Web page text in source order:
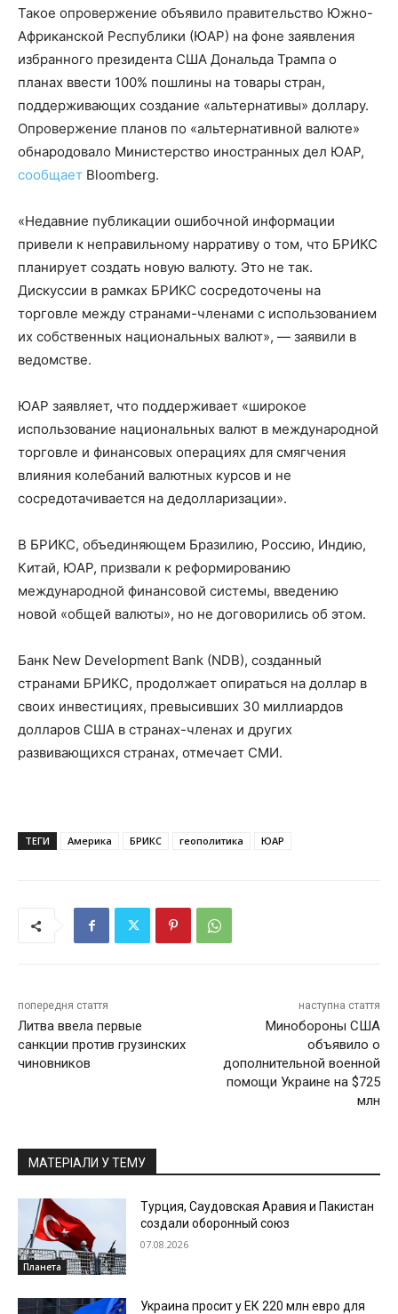
Такое опровержение объявило правительство Южно-
Африканской Республики (ЮАР) на фоне заявления
избранного президента США Дональда Трампа о
планах ввести 100% пошлины на товары стран,
поддерживающих создание «альтернативы» доллару.
Опровержение планов по «альтернативной валюте»
обнародовало Министерство иностранных дел ЮАР,
сообщает Bloomberg.
«Недавние публикации ошибочной информации
привели к неправильному нарративу о том, что БРИКС
планирует создать новую валюту. Это не так.
Дискуссии в рамках БРИКС сосредоточены на
торговле между странами-членами с использованием
их собственных национальных валют», — заявили в
ведомстве.
ЮАР заявляет, что поддерживает «широкое
использование национальных валют в международной
торговле и финансовых операциях для смягчения
влияния колебаний валютных курсов и не
сосредотачивается на дедолларизации».
В БРИКС, объединяющем Бразилию, Россию, Индию,
Китай, ЮАР, призвали к реформированию
международной финансовой системы, введению
новой «общей валюты», но не договорились об этом.
Банк New Development Bank (NDB), созданный
странами БРИКС, продолжает опираться на доллар в
своих инвестициях, превысивших 30 миллиардов
долларов США в странах-членах и других
развивающихся странах, отмечает СМИ.
ТЕГИ Америка БРИКС геополитика ЮАР
попередня стаття
Литва ввела первые
санкции против грузинских
чиновников
наступна стаття
Минобороны США
объявило о
дополнительной военной
помощи Украине на $725
млн
МАТЕРІАЛИ У ТЕМУ
Планета
Турция, Саудовская Аравия и Пакистан
создали оборонный союз
07.08.2026
Украина просит у ЕК 220 млн евро для